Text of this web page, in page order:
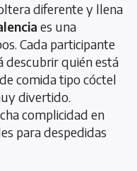
diferente y llena
es una
Cada participante
descubrir quién está
comida tipo cóctel
divertido.
complicidad en
para despedidas